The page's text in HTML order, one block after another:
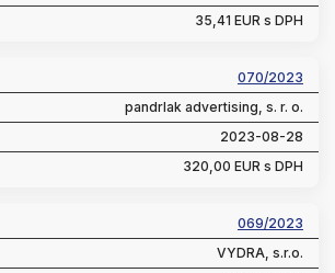
35,41 EUR s DPH
070/2023
pandrlak advertising, s. r. o.
2023-08-28
320,00 EUR s DPH
069/2023
VYDRA, s.r.o.